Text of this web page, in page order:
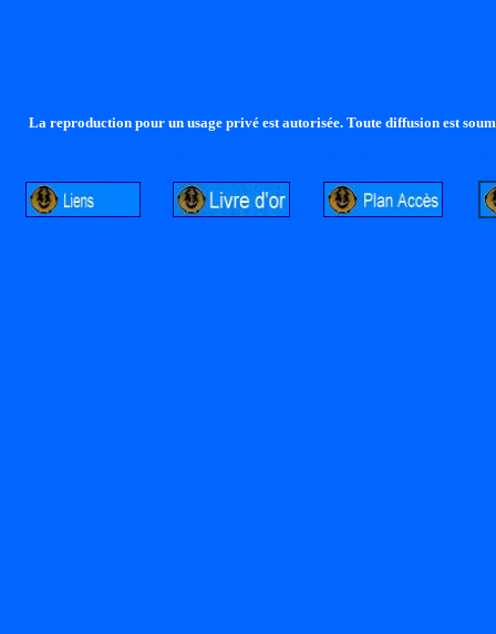
La reproduction pour un usage privé est autorisée. Toute diffusion est